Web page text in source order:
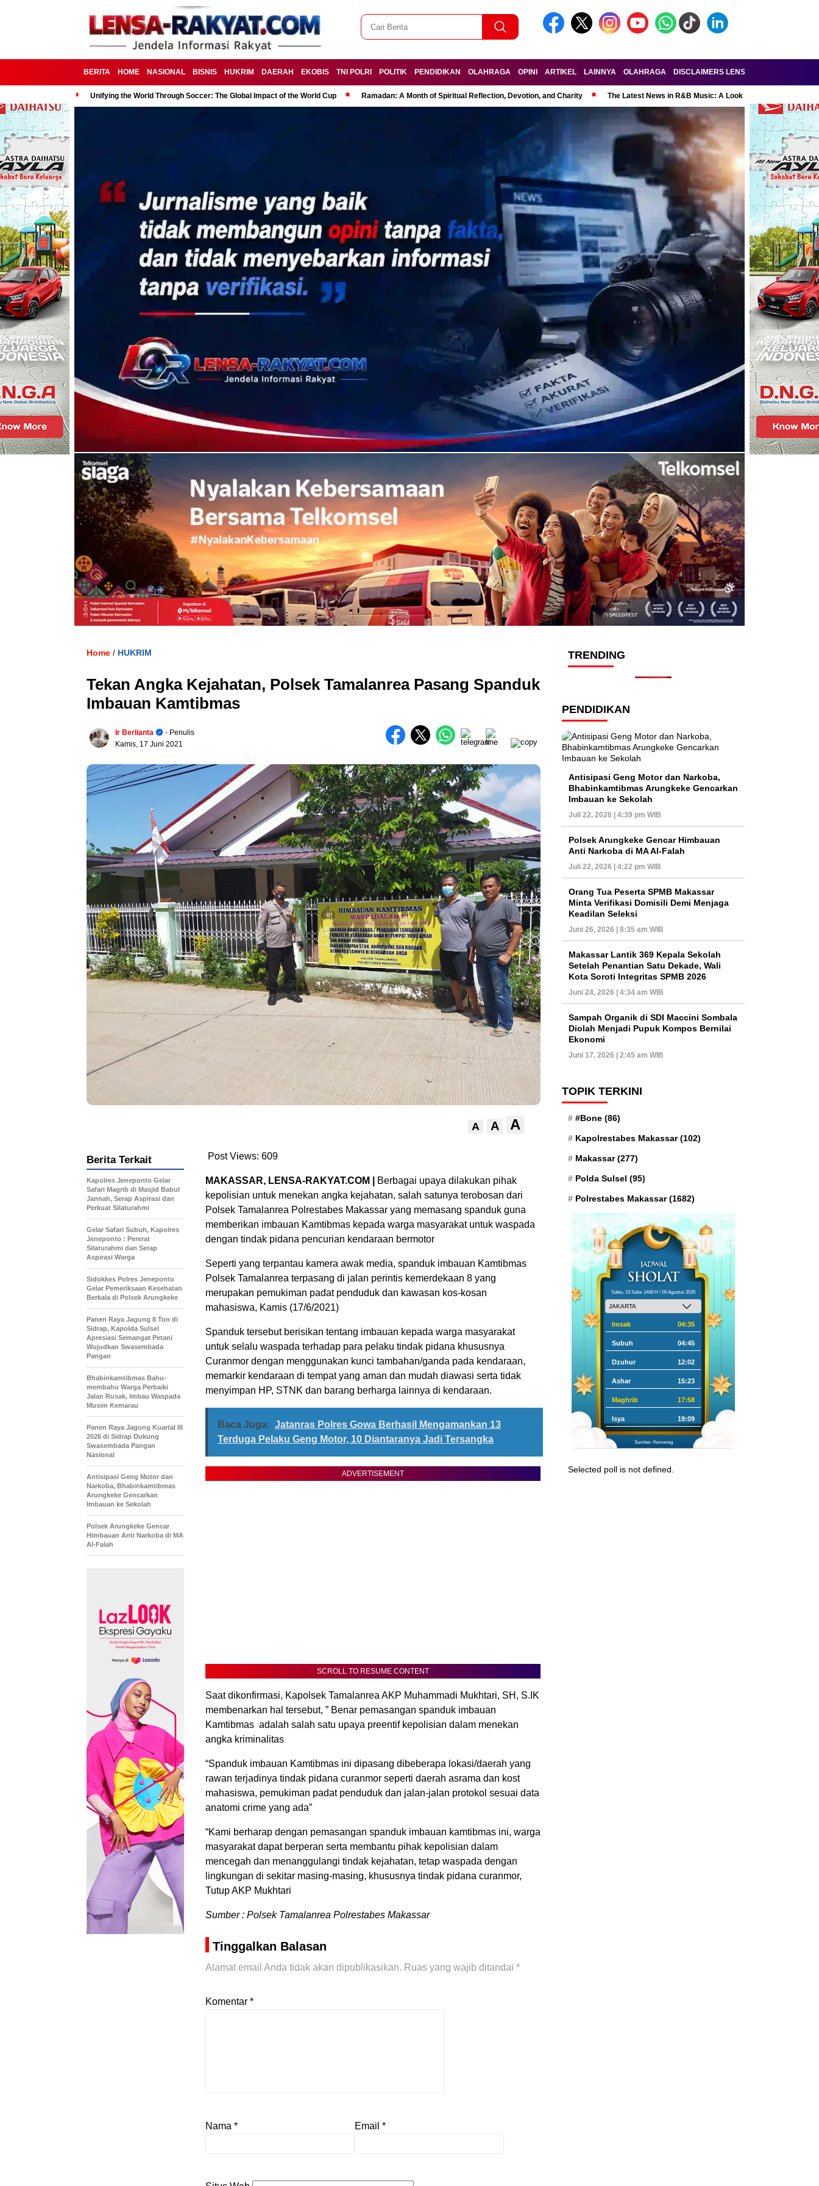
BERITA HOME NASIONAL BISNIS HUKRIM DAERAH EKOBIS TNI POLRI POLITIK PENDIDIKAN OLAHRAGA OPINI ARTIKEL LAINNYA OLAHRAGA DISCLAIMERS LENSA-RAKYAT.COM
Unifying the World Through Soccer: The Global Impact of the World Cup Ramadan: A Month of Spiritual Reflection, Devotion, and Charity The Latest News in R&B Music: A Look at Super Bowl
Home / HUKRIM
Tekan Angka Kejahatan, Polsek Tamalanrea Pasang Spanduk
Imbauan Kamtibmas
Ir Berlianta
- Penulis
Kamis, 17 Juni 2021
A A A
Post Views: 609
MAKASSAR, LENSA-RAKYAT.COM |
Berbagai upaya dilakukan pihak
kepolisian untuk menekan angka kejahatan, salah satunya terobosan dari
Polsek Tamalanrea Polrestabes Makassar yang memasang spanduk guna
memberikan imbauan Kamtibmas kepada warga masyarakat untuk waspada
dengan tindak pidana pencurian kendaraan bermotor
Seperti yang terpantau kamera awak media, spanduk imbauan Kamtibmas
Polsek Tamalanrea terpasang di jalan perintis kemerdekaan 8 yang
merupakan pemukiman padat penduduk dan kawasan kos-kosan
mahasiswa, Kamis (17/6/2021)
Spanduk tersebut berisikan tentang imbauan kepada warga masyarakat
untuk selalu waspada terhadap para pelaku tindak pidana khususnya
Curanmor dengan menggunakan kunci tambahan/ganda pada kendaraan,
memarkir kendaraan di tempat yang aman dan mudah diawasi serta tidak
menyimpan HP, STNK dan barang berharga lainnya di kendaraan.
Baca Juga: Jatanras Polres Gowa Berhasil Mengamankan 13
Terduga Pelaku Geng Motor, 10 Diantaranya Jadi Tersangka
ADVERTISEMENT
SCROLL TO RESUME CONTENT
Saat dikonfirmasi, Kapolsek Tamalanrea AKP Muhammadi Mukhtari, SH, S.IK
membenarkan hal tersebut, ” Benar pemasangan spanduk imbauan
Kamtibmas adalah salah satu upaya preentif kepolisian dalam menekan
angka kriminalitas
“Spanduk imbauan Kamtibmas ini dipasang dibeberapa lokasi/daerah yang
rawan terjadinya tindak pidana curanmor seperti daerah asrama dan kost
mahasiswa, pemukiman padat penduduk dan jalan-jalan protokol sesuai data
anatomi crime yang ada”
“Kami berharap dengan pemasangan spanduk imbauan kamtibmas ini, warga
masyarakat dapat berperan serta membantu pihak kepolisian dalam
mencegah dan menanggulangi tindak kejahatan, tetap waspada dengan
lingkungan di sekitar masing-masing, khususnya tindak pidana curanmor,
Tutup AKP Mukhtari
Sumber : Polsek Tamalanrea Polrestabes Makassar
Tinggalkan Balasan
Alamat email Anda tidak akan dipublikasikan. Ruas yang wajib ditandai *
Komentar *
Nama * Email *
Berita Terkait
Kapolres Jeneponto Gelar
Safari Magrib di Masjid Babul
Jannah, Serap Aspirasi dan
Perkuat Silaturahmi
Gelar Safari Subuh, Kapolres
Jeneponto : Pererat
Silaturahmi dan Serap
Aspirasi Warga
Sidokkes Polres Jeneponto
Gelar Pemeriksaan Kesehatan
Berkala di Polsek Arungkeke
Panen Raya Jagung 8 Ton di
Sidrap, Kapolda Sulsel
Apresiasi Semangat Petani
Wujudkan Swasembada
Pangan
Bhabinkamtibmas Bahu-
membahu Warga Perbaiki
Jalan Rusak, Imbau Waspada
Musim Kemarau
Panen Raya Jagung Kuartal III
2026 di Sidrap Dukung
Swasembada Pangan
Nasional
Antisipasi Geng Motor dan
Narkoba, Bhabinkamtibmas
Arungkeke Gencarkan
Imbauan ke Sekolah
Polsek Arungkeke Gencar
Himbauan Anti Narkoba di MA
Al-Falah
TRENDING
PENDIDIKAN
Antisipasi Geng Motor dan Narkoba,
Bhabinkamtibmas Arungkeke Gencarkan
Imbauan ke Sekolah
Juli 22, 2026 | 4:39 pm WIB
Polsek Arungkeke Gencar Himbauan
Anti Narkoba di MA Al-Falah
Juli 22, 2026 | 4:22 pm WIB
Orang Tua Peserta SPMB Makassar
Minta Verifikasi Domisili Demi Menjaga
Keadilan Seleksi
Juni 26, 2026 | 8:35 am WIB
Makassar Lantik 369 Kepala Sekolah
Setelah Penantian Satu Dekade, Wali
Kota Soroti Integritas SPMB 2026
Juni 24, 2026 | 4:34 am WIB
Sampah Organik di SDI Maccini Sombala
Diolah Menjadi Pupuk Kompos Bernilai
Ekonomi
Juni 17, 2026 | 2:45 am WIB
TOPIK TERKINI
#Bone (86)
Kapolrestabes Makassar(102)
Makassar(277)
Polda Sulsel (95)
Polrestabes Makassar(1682)
Sabtu, 23 Safar 1448 H / 08 Agustus 2026
Imsak 04:35
Subuh 04:45
Dzuhur 12:02
Ashar 15:23
Maghrib 17:58
Isya 19:09
Sumber: Kemenag
Selected poll is not defined.